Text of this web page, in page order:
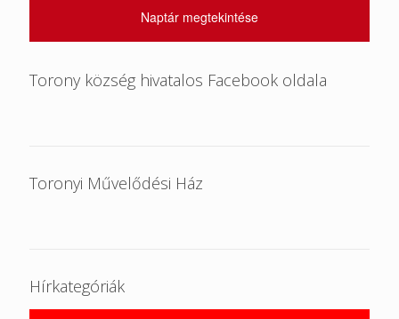
Naptár megtekintése
Torony község hivatalos Facebook oldala
Toronyi Művelődési Ház
Hírkategóriák